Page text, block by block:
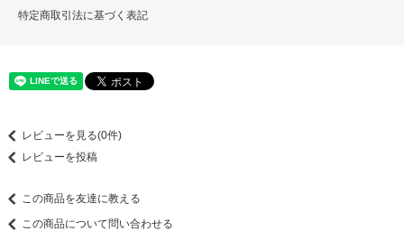
特定商取引法に基づく表記
レビューを見る(0件)
レビューを投稿
この商品を友達に教える
この商品について問い合わせる